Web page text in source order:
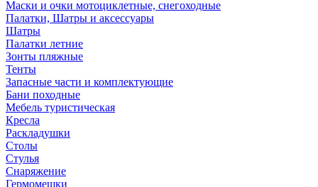
Маски и очки мотоциклетные, снегоходные
Палатки, Шатры и аксессуары
Шатры
Палатки летние
Зонты пляжные
Тенты
Запасные части и комплектующие
Бани походные
Мебель туристическая
Кресла
Раскладушки
Столы
Стулья
Снаряжение
Гермомешки